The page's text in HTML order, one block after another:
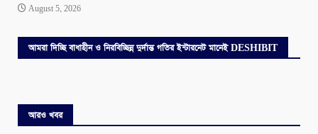
August 5, 2026
আমরা দিচ্ছি বাধাহীন ও নিরবিচ্ছিন্ন দুর্দান্ত গতির ইন্টারনেট মানেই DESHIBIT
আরও খবর